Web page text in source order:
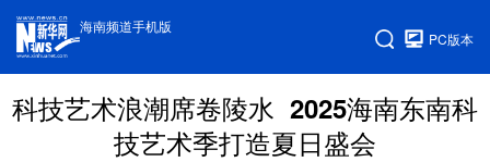
海南频道手机版
PC版本
科技艺术浪潮席卷陵水 2025海南东南科
技艺术季打造夏日盛会